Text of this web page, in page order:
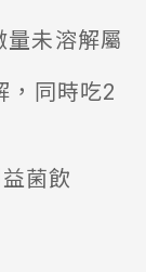
未溶解屬
，同時吃2
菌飲